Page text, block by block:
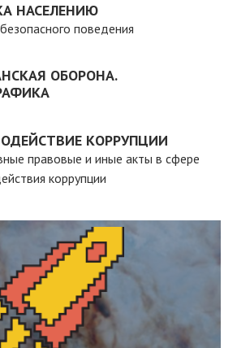
НАСЕЛЕНИЮ
поведения
ОБОРОНА.
КОРРУПЦИИ
правовые и иные акты в сфере
коррупции
студентов вузов
ПЕРЕЙТИ